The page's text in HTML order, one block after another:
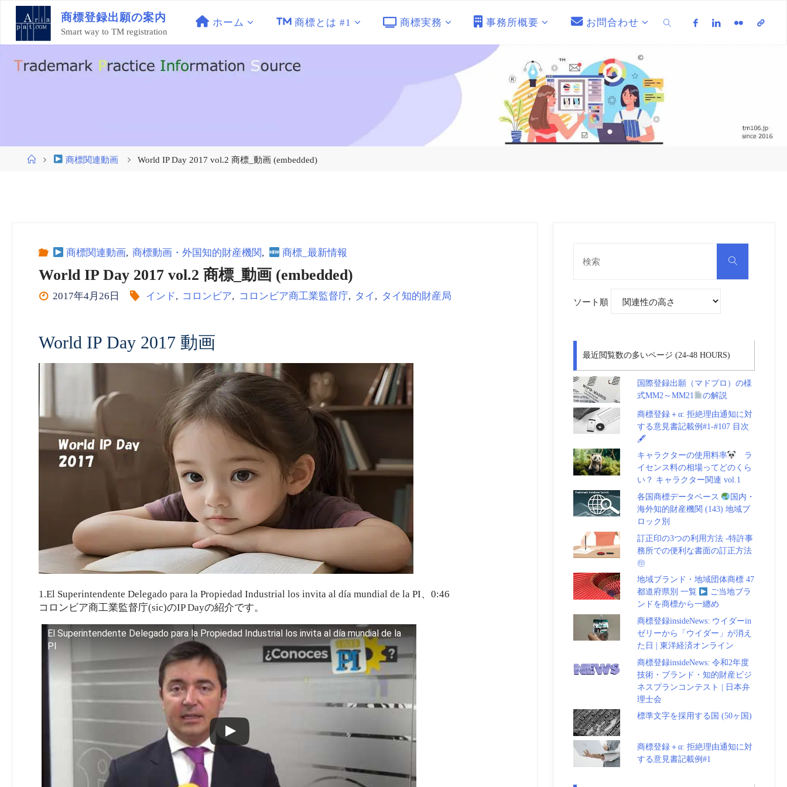
ン
商標登録出願の案内
Smart way to TM registration
ホーム 商標とは #1 商標実務 事務所概要 お問合わせ
ホ
商標関連動画 World IP Day 2017 vol.2 商標_動画 (embedded)
商標関連動画, 商標動画・外国知的財産機関, 商標_最新情報
World IP Day 2017 vol.2 商標_動画 (embedded)
2017年4月26日 インド, コロンビア, コロンビア商工業監督庁, タイ , タイ知的財産局
World IP Day 2017 動画
1.El Superintendente Delegado para la Propiedad Industrial los invita al día mundial de la PI、0:46
コロンビア商工業監督庁(sic)のIP Dayの紹介です。
El Superintendente Delegado para la Propiedad Industrial los invita al día mundial de la
PI
検
ソート順
最近閲覧数の多いページ (24-48 HOURS)
国際登録出願（マドプロ）の様
式MM2～MM21
の解説
商標登録＋α: 拒絶理由通知に対
する意見書記載例#1-#107 目次
🖋
キャラクターの使用料率
ラ
イセンス料の相場ってどのくら
い？ キャラクター関連 vol.1
各国商標データベース
国内・
海外知的財産機関 (143) 地域ブ
ロック別
訂正印の3つの利用方法 -特許事
務所での便利な書面の訂正方法
㊞
地域ブランド・地域団体商標 47
都道府県別 一覧
ご当地ブラ
ンドを商標から一纏め
商標登録insideNews: ウイダーin
ゼリーから「ウイダー」が消え
た日 | 東洋経済オンライン
商標登録insideNews: 令和2年度
技術・ブランド・知的財産ビジ
ネスプランコンテスト | 日本弁
理士会
標準文字を採用する国 (50ヶ国)
商標登録＋α: 拒絶理由通知に対
する意見書記載例#1